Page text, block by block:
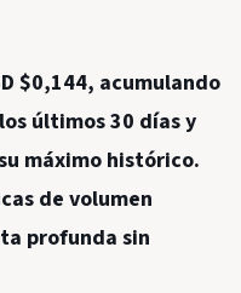
$0,144, acumulando
últimos 30 días y
máximo histórico.
de volumen
profunda sin